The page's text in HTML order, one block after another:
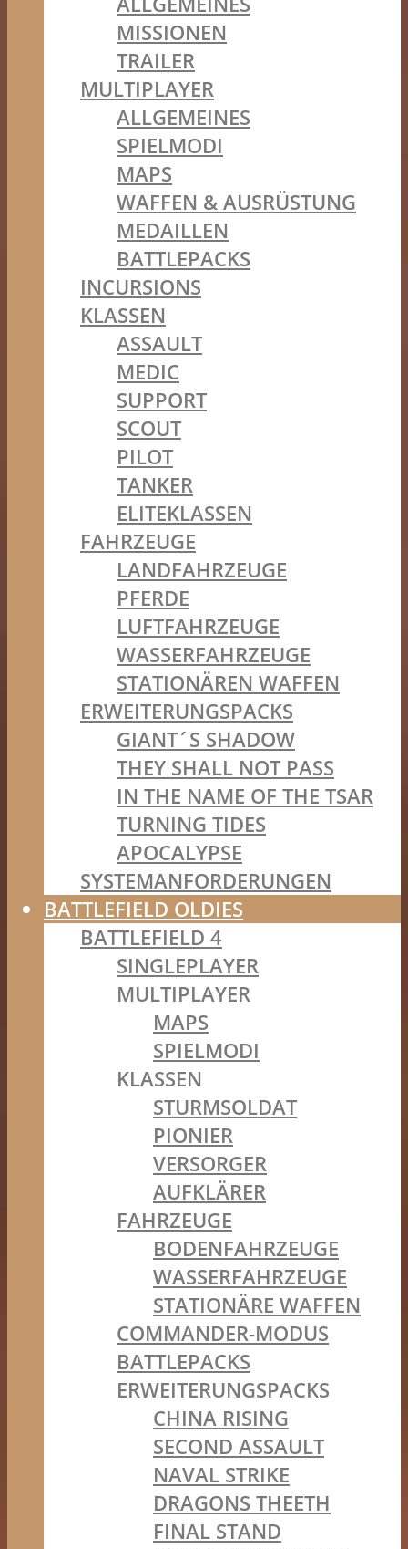
MISSIONEN
TRAILER
MULTIPLAYER
ALLGEMEINES
SPIELMODI
MAPS
WAFFEN & AUSRÜSTUNG
MEDAILLEN
BATTLEPACKS
INCURSIONS
KLASSEN
ASSAULT
MEDIC
SUPPORT
SCOUT
PILOT
TANKER
ELITEKLASSEN
FAHRZEUGE
LANDFAHRZEUGE
PFERDE
LUFTFAHRZEUGE
WASSERFAHRZEUGE
STATIONÄREN WAFFEN
ERWEITERUNGSPACKS
GIANT´S SHADOW
THEY SHALL NOT PASS
IN THE NAME OF THE TSAR
TURNING TIDES
APOCALYPSE
SYSTEMANFORDERUNGEN
BATTLEFIELD OLDIES
BATTLEFIELD 4
SINGLEPLAYER
MULTIPLAYER
MAPS
SPIELMODI
KLASSEN
STURMSOLDAT
PIONIER
VERSORGER
AUFKLÄRER
FAHRZEUGE
BODENFAHRZEUGE
WASSERFAHRZEUGE
STATIONÄRE WAFFEN
COMMANDER-MODUS
BATTLEPACKS
ERWEITERUNGSPACKS
CHINA RISING
SECOND ASSAULT
NAVAL STRIKE
DRAGONS THEETH
FINAL STAND